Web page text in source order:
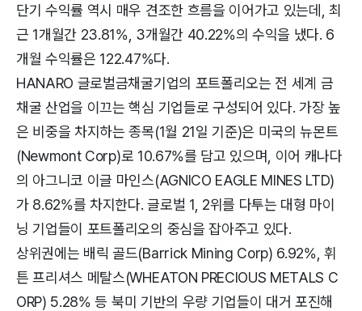
단기 수익률 역시 매우 견조한 흐름을 이어가고 있는데, 최
근 1개월간 23.81%, 3개월간 40.22%의 수익을 냈다. 6
개월 수익률은 122.47%다.
HANARO 글로벌금채굴기업의 포트폴리오는 전 세계 금
채굴 산업을 이끄는 핵심 기업들로 구성되어 있다. 가장 높
은 비중을 차지하는 종목(1월 21일 기준)은 미국의 뉴몬트
(Newmont Corp)로 10.67%를 담고 있으며, 이어 캐나다
의 아그니코 이글 마인스(AGNICO EAGLE MINES LTD)
가 8.62%를 차지한다. 글로벌 1, 2위를 다투는 대형 마이
닝 기업들이 포트폴리오의 중심을 잡아주고 있다.
상위권에는 배릭 골드(Barrick Mining Corp) 6.92%, 휘
튼 프리셔스 메탈스(WHEATON PRECIOUS METALS C
ORP) 5.28% 등 북미 기반의 우량 기업들이 대거 포진해